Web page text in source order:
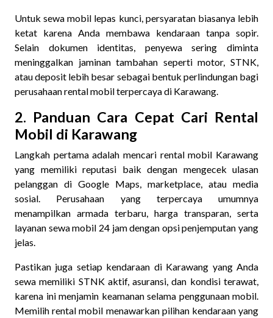
Untuk sewa mobil lepas kunci, persyaratan biasanya lebih
ketat karena Anda membawa kendaraan tanpa sopir.
Selain dokumen identitas, penyewa sering diminta
meninggalkan jaminan tambahan seperti motor, STNK,
atau deposit lebih besar sebagai bentuk perlindungan bagi
perusahaan rental mobil terpercaya di Karawang.
2. Panduan Cara Cepat Cari Rental
Mobil di Karawang
Langkah pertama adalah mencari rental mobil Karawang
yang memiliki reputasi baik dengan mengecek ulasan
pelanggan di Google Maps, marketplace, atau media
sosial. Perusahaan yang terpercaya umumnya
menampilkan armada terbaru, harga transparan, serta
layanan sewa mobil 24 jam dengan opsi penjemputan yang
jelas.
Pastikan juga setiap kendaraan di Karawang yang Anda
sewa memiliki STNK aktif, asuransi, dan kondisi terawat,
karena ini menjamin keamanan selama penggunaan mobil.
Memilih rental mobil menawarkan pilihan kendaraan yang